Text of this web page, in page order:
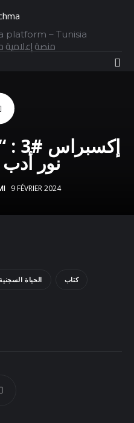
platform – Tunisia
منصة
نور
9 FÉVRIER 2024
الحياة كتاب